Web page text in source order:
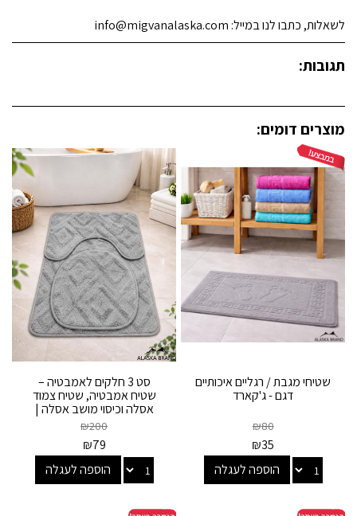
לשאלות, כתבו לנו במייל: info@migvanalaska.com
תגובות:
מוצרים דומים:
שטיחי מגבת / רגליים איכותיים
דגם - ג'קארד
₪80
₪35
הוספה לעגלה
סט 3 חלקים לאמבטיה –
שטיח אמבטיה, שטיח צמוד
אסלה וכיסוי מושב אסלה |
אואזיס Oasis... ₪200
₪79
הוספה לעגלה